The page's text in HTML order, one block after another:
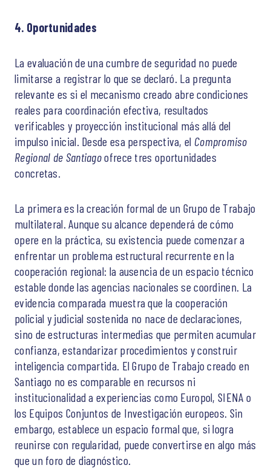
4. Oportunidades
La evaluación de una cumbre de seguridad no puede
limitarse a registrar lo que se declaró. La pregunta
relevante es si el mecanismo creado abre condiciones
reales para coordinación efectiva, resultados
verificables y proyección institucional más allá del
impulso inicial. Desde esa perspectiva, el Compromiso
Regional de Santiagoofrece tres oportunidades
concretas.
La primera es la creación formal de un Grupo de Trabajo
multilateral. Aunque su alcance dependerá de cómo
opere en la práctica, su existencia puede comenzar a
enfrentar un problema estructural recurrente en la
cooperación regional: la ausencia de un espacio técnico
estable donde las agencias nacionales se coordinen. La
evidencia comparada muestra que la cooperación
policial y judicial sostenida no nace de declaraciones,
sino de estructuras intermedias que permiten acumular
confianza, estandarizar procedimientos y construir
inteligencia compartida. El Grupo de Trabajo creado en
Santiago no es comparable en recursos ni
institucionalidad a experiencias como Europol, SIENA o
los Equipos Conjuntos de Investigación europeos. Sin
embargo, establece un espacio formal que, si logra
reunirse con regularidad, puede convertirse en algo más
que un foro de diagnóstico.